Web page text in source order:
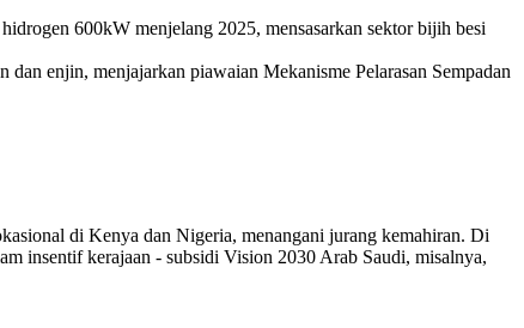
600kW menjelang 2025, mensasarkan sektor bijih besi
enjin, menjajarkan piawaian Mekanisme Pelarasan Sempadan
di Kenya dan Nigeria, menangani jurang kemahiran. Di
insentif kerajaan - subsidi Vision 2030 Arab Saudi, misalnya,